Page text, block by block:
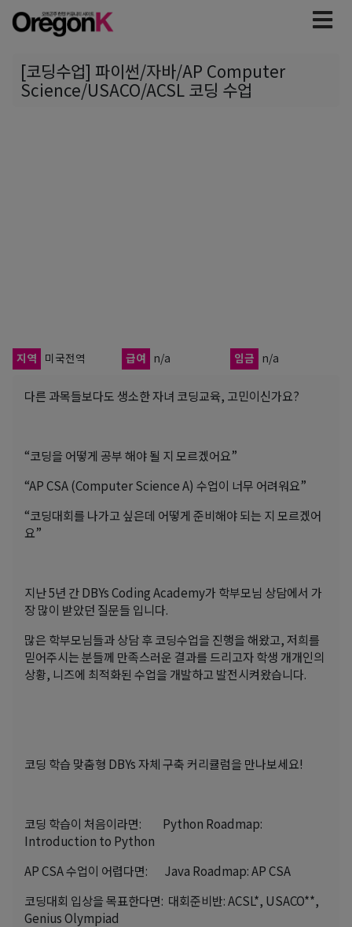
[코딩수업] 파이썬/자바/AP Computer
Science/USACO/ACSL 코딩 수업
지역 미국전역 급여 n/a 임금 n/a
다른 과목들보다도 생소한 자녀 코딩교육, 고민이신가요?
“코딩을 어떻게 공부 해야 될 지 모르겠어요”
“AP CSA (Computer Science A) 수업이 너무 어려워요”
“코딩대회를 나가고 싶은데 어떻게 준비해야 되는 지 모르겠어
요”
지난 5년 간 DBYs Coding Academy가 학부모님 상담에서 가
장 많이 받았던 질문들 입니다.
많은 학부모님들과 상담 후 코딩수업을 진행을 해왔고, 저희를
믿어주시는 분들께 만족스러운 결과를 드리고자 학생 개개인의
상황, 니즈에 최적화된 수업을 개발하고 발전시켜왔습니다.
코딩 학습 맞춤형 DBYs 자체 구축 커리큘럼을 만나보세요!
코딩 학습이 처음이라면: Python Roadmap:
Introduction to Python
AP CSA 수업이 어렵다면: Java Roadmap: AP CSA
코딩대회 입상을 목표한다면: 대회준비반: ACSL*, USACO**,
Genius Olympiad